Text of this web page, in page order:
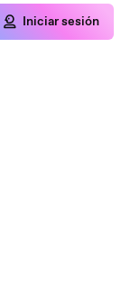
Iniciar sesión